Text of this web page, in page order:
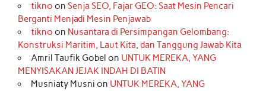
tikno on Senja SEO, Fajar GEO: Saat Mesin Pencari
Berganti Menjadi Mesin Penjawab
tikno on Nusantara di Persimpangan Gelombang:
Konstruksi Maritim, Laut Kita, dan Tanggung Jawab Kita
Amril Taufik Gobel on UNTUK MEREKA, YANG
MENYISAKAN JEJAK INDAH DI BATIN
Musniaty Musni on UNTUK MEREKA, YANG